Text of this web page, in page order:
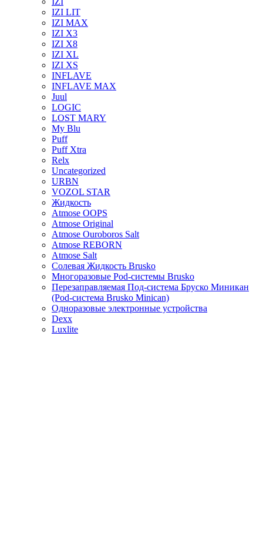
IZI LIT
IZI MAX
IZI X3
IZI X8
IZI XL
IZI XS
INFLAVE
INFLAVE MAX
Juul
LOGIC
LOST MARY
My Blu
Puff
Puff Xtra
Relx
Uncategorized
URBN
VOZOL STAR
Жидкость
Atmose OOPS
Atmose Original
Atmose Ouroboros Salt
Atmose REBORN
Atmose Salt
Солевая Жидкость Brusko
Многоразовые Pod-системы Brusko
Перезаправляемая Под-система Бруско Миникан
(Pod-система Brusko Minican)
Одноразовые электронные устройства
Dexx
Luxlite